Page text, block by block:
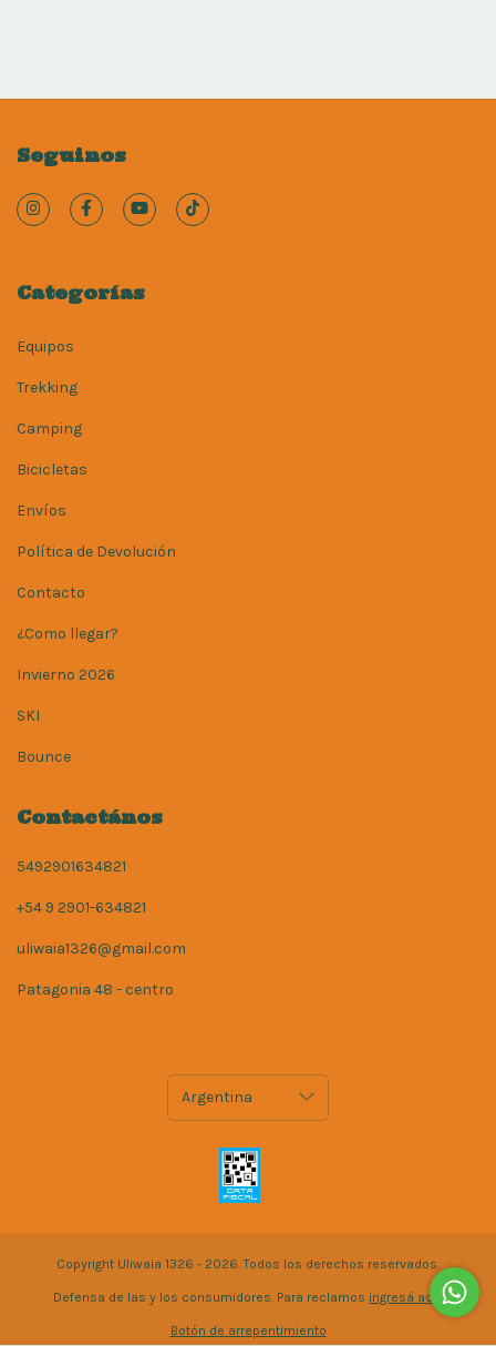
Seguinos
Categorías
Equipos
Trekking
Camping
Bicicletas
Envíos
Política de Devolución
Contacto
¿Como llegar?
Invierno 2026
SKI
Bounce
Contactános
5492901634821
+54 9 2901-634821
uliwaia1326@gmail.com
Patagonia 48 - centro
Copyright Uliwaia 1326 - 2026. Todos los derechos reservados.
Defensa de las y los consumidores. Para reclamos ingresá acá.
Botón de arrepentimiento